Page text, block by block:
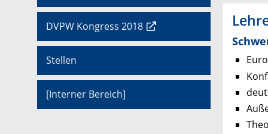
DVPW Kongress 2018
Stellen
[Interner Bereich]